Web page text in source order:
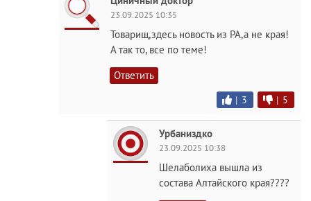
23.09.2025 10:35
Товарищ,здесь новость из РА,а не края!
А так то, все по теме!
Ответить
| 3 | 5
Урбаниздко
23.09.2025 10:38
Шелаболиха вышла из
состава Алтайского края????